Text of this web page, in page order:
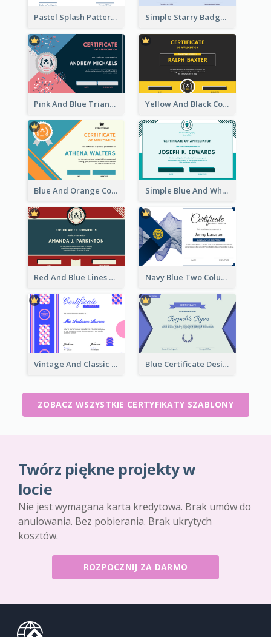
Pastel Splash Pattern Certificate Design For Participation Simple Starry Badge Modern Certificate Design
Pink And Blue Triangles Confetti Celebration Certificate Yellow And Black Contrast Simple Certificate
Blue And Orange Company Triangles With Badge Certificate Simple Blue And White Rectangle Certificate
Red And Blue Lines And Badge Completion Certificate Navy Blue Two Columns Certificate Design Idea
Vintage And Classic Vibrant Certificate Design Ideas Blue Certificate Design For Class Attendance
ZOBACZ WSZYSTKIE CERTYFIKATY SZABLONY
Twórz piękne projekty w
locie
Nie jest wymagana karta kredytowa. Brak umów do
anulowania. Bez pobierania. Brak ukrytych
kosztów.
ROZPOCZNIJ ZA DARMO